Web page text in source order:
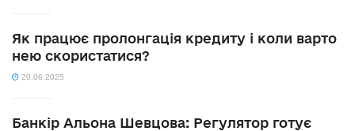
Як працює пролонгація кредиту і коли варто
нею скористатися?
20.06.2025
Банкір Альона Шевцова: Регулятор готує